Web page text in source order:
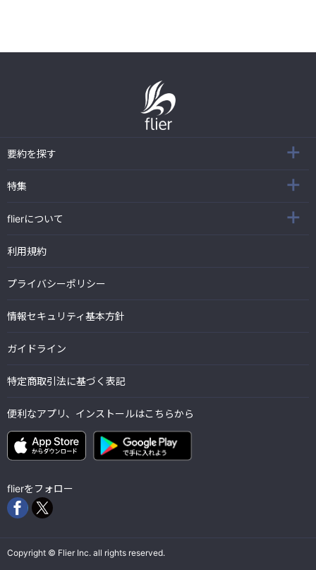
要約を探す
特集
flierについて
利用規約
プライバシーポリシー
情報セキュリティ基本方針
ガイドライン
特定商取引法に基づく表記
便利なアプリ、インストールはこちらから
flierをフォロー
Copyright © Flier Inc. all rights reserved.